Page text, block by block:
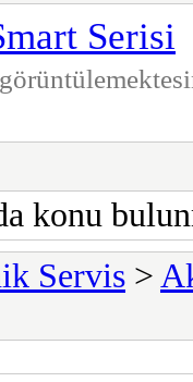
Serisi
konu
Servis >